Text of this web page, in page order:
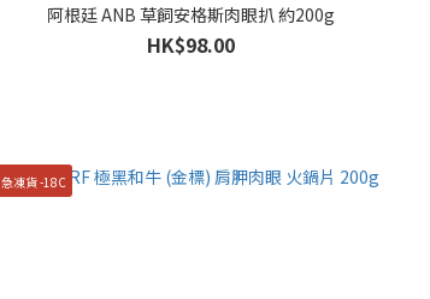
阿根廷 ANB 草飼安格斯肉眼扒 約200g
HK$98.00
急凍貨 -18C